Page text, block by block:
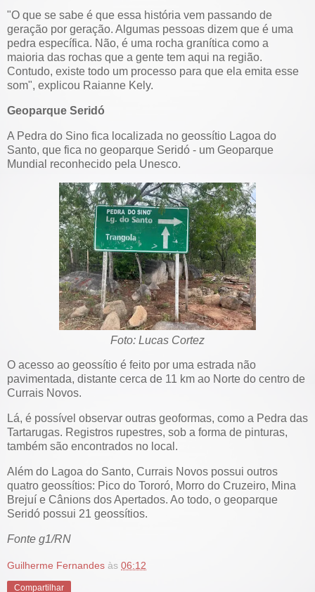
"O que se sabe é que essa história vem passando de
geração por geração. Algumas pessoas dizem que é uma
pedra específica. Não, é uma rocha granítica como a
maioria das rochas que a gente tem aqui na região.
Contudo, existe todo um processo para que ela emita esse
som", explicou Raianne Kely.
Geoparque Seridó
A Pedra do Sino fica localizada no geossítio Lagoa do
Santo, que fica no geoparque Seridó - um Geoparque
Mundial reconhecido pela Unesco.
Foto: Lucas Cortez
O acesso ao geossítio é feito por uma estrada não
pavimentada, distante cerca de 11 km ao Norte do centro de
Currais Novos.
Lá, é possível observar outras geoformas, como a Pedra das
Tartarugas. Registros rupestres, sob a forma de pinturas,
também são encontrados no local.
Além do Lagoa do Santo, Currais Novos possui outros
quatro geossítios: Pico do Tororó, Morro do Cruzeiro, Mina
Brejuí e Cânions dos Apertados. Ao todo, o geoparque
Seridó possui 21 geossítios.
Fonte g1/RN
Guilherme Fernandes às 06:12
Compartilhar